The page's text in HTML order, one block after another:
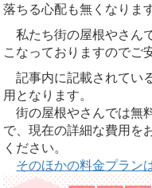
落ちる心配も無くなりま
私たち街の屋根やさん
こなっておりますのでご
記事内に記載されてい
用となります。
街の屋根やさんでは無
で、現在の詳細な費用を
ください。
そのほかの料金プラン